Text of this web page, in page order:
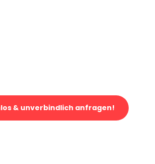
& unverbindlich anfragen!